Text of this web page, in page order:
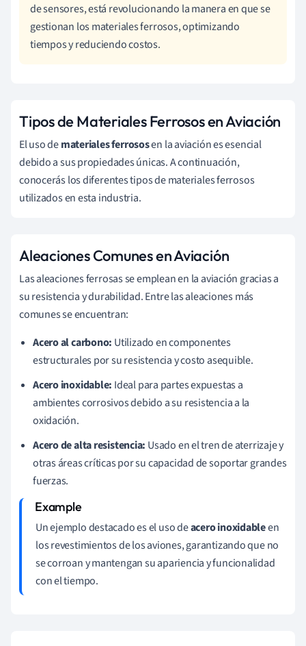
de sensores, está revolucionando la manera en que se
gestionan los materiales ferrosos, optimizando
tiempos y reduciendo costos.
Tipos de Materiales Ferrosos en Aviación
El uso demateriales ferrososen la aviación es esencial
debido a sus propiedades únicas. A continuación,
conocerás los diferentes tipos de materiales ferrosos
utilizados en esta industria.
Aleaciones Comunes en Aviación
Las aleaciones ferrosas se emplean en la aviación gracias a
su resistencia y durabilidad. Entre las aleaciones más
comunes se encuentran:
Acero al carbono: Utilizado en componentes
estructurales por su resistencia y costo asequible.
Acero inoxidable: Ideal para partes expuestas a
ambientes corrosivos debido a su resistencia a la
oxidación.
Acero de alta resistencia: Usado en el tren de aterrizaje y
otras áreas críticas por su capacidad de soportar grandes
fuerzas.
Un ejemplo destacado es el uso deacero inoxidableen
los revestimientos de los aviones, garantizando que no
se corroan y mantengan su apariencia y funcionalidad
con el tiempo.